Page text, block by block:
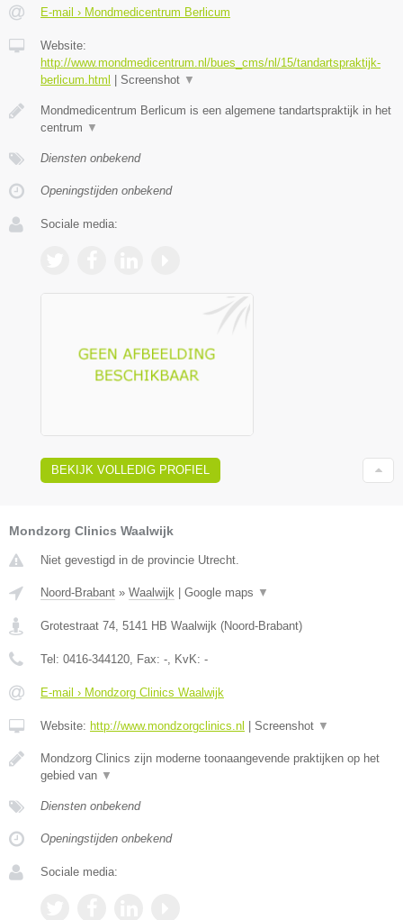
E-mail › Mondmedicentrum Berlicum
Website:
http://www.mondmedicentrum.nl/bues_cms/nl/15/tandartspraktijk-
berlicum.html
Screenshot ▼
Mondmedicentrum Berlicum is een algemene tandartspraktijk in het
centrum ▼
Diensten onbekend
Openingstijden onbekend
Sociale media:
BEKIJK VOLLEDIG PROFIEL
Mondzorg Clinics Waalwijk
Niet gevestigd in de provincie Utrecht.
Noord-Brabant » Waalwijk | Google maps ▼
Grotestraat 74 5141 HB Waalwijk (Noord-Brabant)
Tel: 0416-344120 , Fax: - , KvK: -
E-mail › Mondzorg Clinics Waalwijk
Website: http://www.mondzorgclinics.nl | Screenshot ▼
Mondzorg Clinics zijn moderne toonaangevende praktijken op het
gebied van ▼
Diensten onbekend
Openingstijden onbekend
Sociale media: